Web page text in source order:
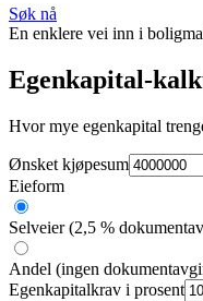
Søk nå
En enklere vei inn i
Egenkapital-
Hvor mye egenkapital
Ønsket kjøpesum
Eieform
Selveier (2,5 %
Andel (ingen
Egenkapitalkrav i prosent